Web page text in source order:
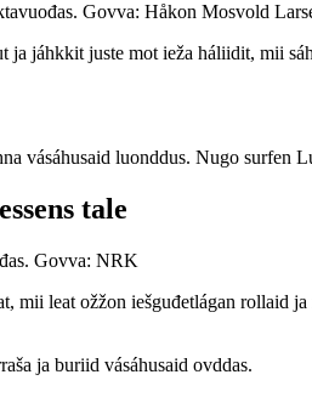
Govva: Håkon Mosvold
jáhkkit juste mot ieža háliidit, mii
vásáhusaid luonddus. Nugo surfen
tale
Govva: NRK
mii leat ožžon iešguđetlágan rollaid
ja buriid vásáhusaid ovddas.